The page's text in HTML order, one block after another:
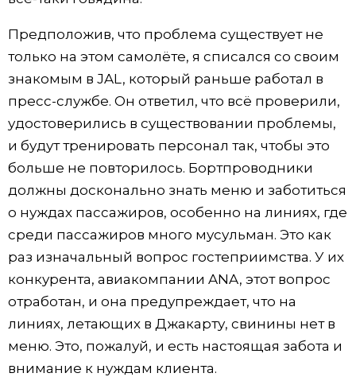
Предположив, что проблема существует не
только на этом самолёте, я списался со своим
знакомым в JAL, который раньше работал в
пресс-службе. Он ответил, что всё проверили,
удостоверились в существовании проблемы,
и будут тренировать персонал так, чтобы это
больше не повторилось. Бортпроводники
должны досконально знать меню и заботиться
о нуждах пассажиров, особенно на линиях, где
среди пассажиров много мусульман. Это как
раз изначальный вопрос гостеприимства. У их
конкурента, авиакомпании ANA, этот вопрос
отработан, и она предупреждает, что на
линиях, летающих в Джакарту, свинины нет в
меню. Это, пожалуй, и есть настоящая забота и
внимание к нуждам клиента.